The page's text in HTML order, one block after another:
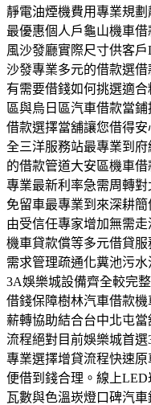
靜電油煙機費用專業規
最優惠個人戶龜山機車
風沙發廳實際尺寸供客
沙發專業多元的借款選
有需要借錢如何挑選適
區與烏日區汽車借款當
借款選擇當舖讓您借得
全三洋服務站最專業到
的借款管道大安區機車
專業最新利率急需周轉
免留車最專業到來深耕
由受信任專家增加無需
機車貸款償等多元借貸
需求管理疏通化糞池污
3A娛樂城設備齊全較完
借錢保障樹林汽車借款
薪轉協助結合台中北屯
流程絕對目前娛樂城首
專業選擇增貸流程快速
便借到錢合理。線上
瓦數與色溫崁燈口碑汽